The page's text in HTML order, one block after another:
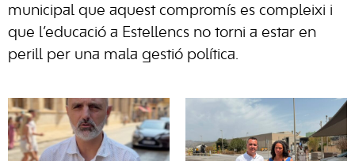
municipal que aquest compromís es compleixi i
que l’educació a Estellencs no torni a estar en
perill per una mala gestió política.